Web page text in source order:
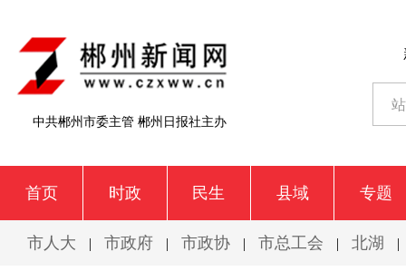
中共郴州市委主管 郴州日报社主办
首页 时政 民生 县域 专题
市人大 | 市政府 | 市政协 | 市总工会 | 北湖 |